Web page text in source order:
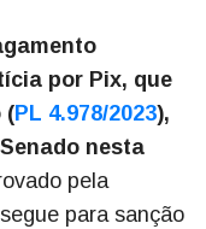
por Pix, que
(PL 4.978/2023),
nesta
pela
para sanção